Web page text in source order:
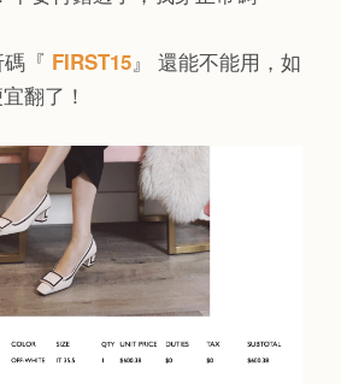
『 FIRST15』 還能不能用，如
翻了！